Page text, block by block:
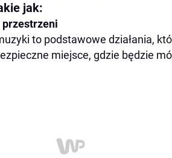
jak:
przestrzeni
to podstawowe działania,
miejsce, gdzie będzie